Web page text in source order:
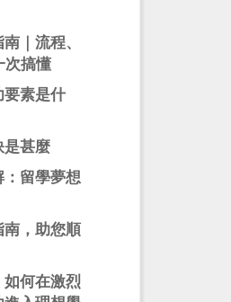
｜流程、
次搞懂
要素是什
是甚麼
：留學夢想
南，助您順
如何在激烈